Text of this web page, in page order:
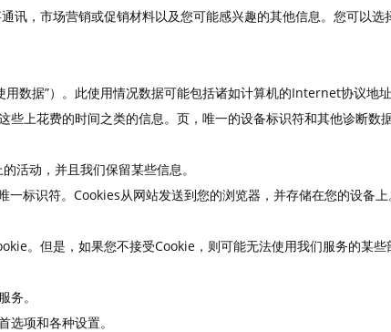
讯，市场营销或促销材料以及您可能感兴趣的其他信息。您可以
数据”）。此使用情况数据可能包括诸如计算机的Internet协议地
上花费的时间之类的信息。页，唯一的设备标识符和其他诊断数据
活动，并且我们保留某些信息。
标识符。Cookies从网站发送到您的浏览器，并存储在您的设备
。但是，如果您不接受Cookie，则可能无法使用我们服务的某些
务。
项和各种设置。